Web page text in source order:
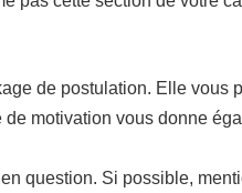
de postulation. Elle
motivation vous donne
question. Si possible,